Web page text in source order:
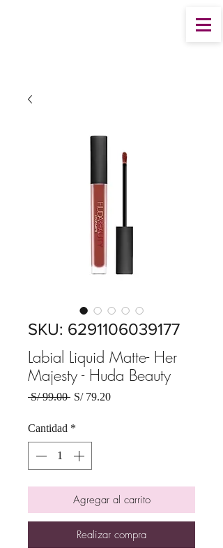
SKU: 6291106039177
Labial Liquid Matte- Her
Majesty - Huda Beauty
S/ 99.00 Precio
S/ 79.20Precio
Cantidad *
Agregar al carrito
Realizar compra